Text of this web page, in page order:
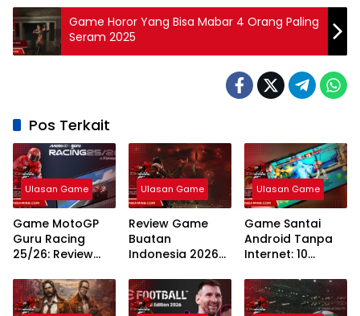
Game Horor Yang Bisa Mabar 4 Orang Paling
Seram 2025
Pos Terkait
Ulasan Game
Game MotoGP
Guru Racing
25/26: Review
Gameplay
Ulasan Game
Review Game
Buatan
Indonesia 2026
Developer Lokal
Ulasan Game
Game Santai
Android Tanpa
Internet: 10
Teratas Tahun
2026